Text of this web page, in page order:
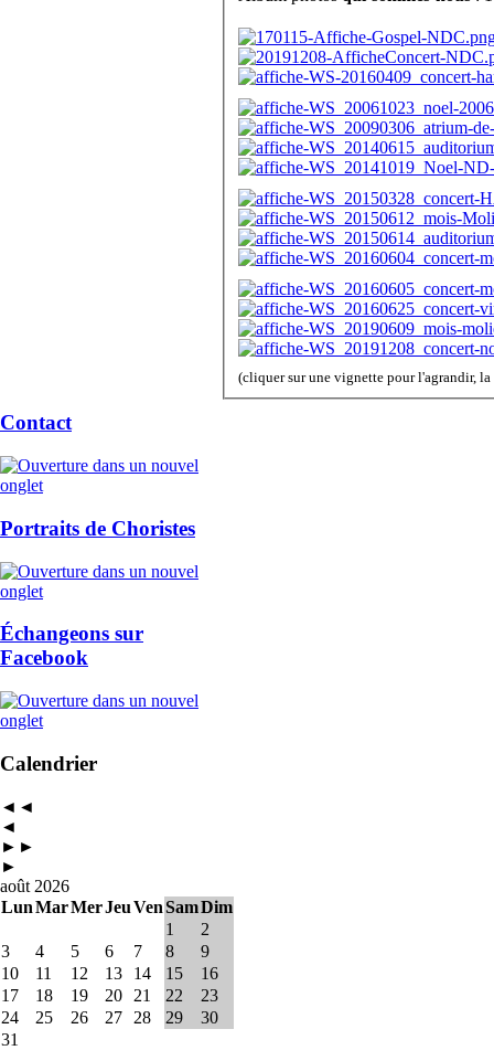
(cliquer sur une vignette pour l'agrandir, la
Contact
Portraits de Choristes
Échangeons sur
Facebook
Calendrier
◄◄
◄
►►
►
août 2026
LunMarMerJeuVenSamDim
1
2
3
4 5 6 7 8
9
10
11 12 13 14 15
16
17
18 19 20 21 22
23
24
25 26 27 28 29
30
31